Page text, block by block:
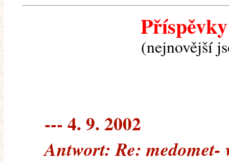
(nejnovější
--- 4. 9. 2002
Antwort: Re: medomet-